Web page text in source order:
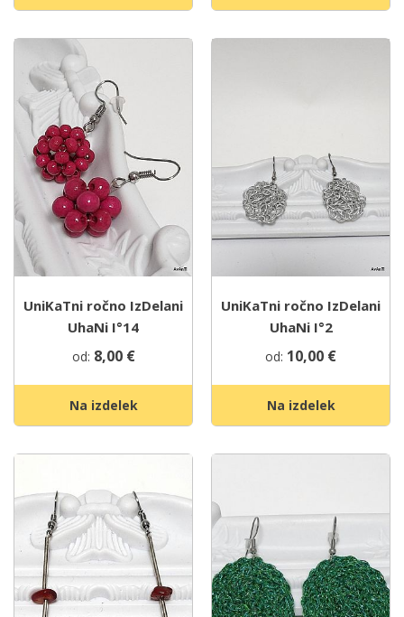
UniKaTni ročno IzDelani
UhaNi I°14
od: 8,00 €
Na izdelek
UniKaTni ročno IzDelani
UhaNi I°2
od: 10,00 €
Na izdelek